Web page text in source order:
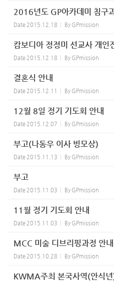
2016년도 GP아카데미 침구
Date 2015.12.18 By GPmission
캄보디아 정정미 선교사 개인
Date 2015.12.18 By GPmission
결혼식 안내
Date 2015.12.11 By GPmission
12월 8일 정기 기도회 안내
Date 2015.12.07 By GPmission
부고(나동우 이사 빙모상)
Date 2015.11.13 By GPmission
부고
Date 2015.11.03 By GPmission
11월 정기 기도회 안내
Date 2015.11.03 By GPmission
MCC 미술 디브리핑과정 안
Date 2015.10.28 By GPmission
KWMA주최 본국사역(안식년